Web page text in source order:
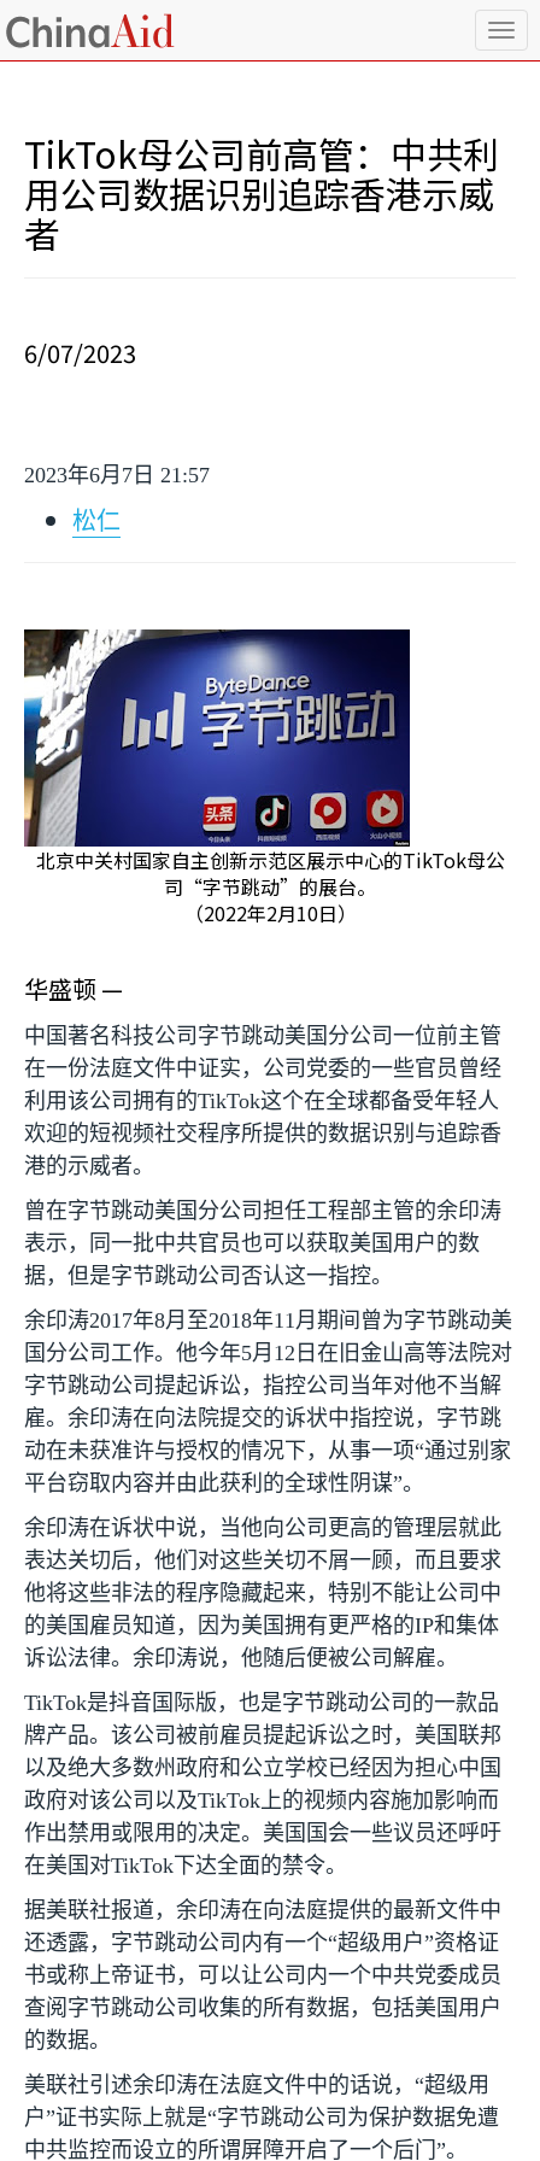
T
o
TikTok母公司前高管：中共利
用公司数据识别追踪香港示威
者
6/07/2023
2023年6月 7 日 21:57
松仁
北京中关村国家自主创新示范区展示中心的TikTok母公
司“字节跳动”的展台。
（2022年2月10日）
华盛顿 —
中国著名科技公司字节跳动美国分公司一位前主管
在一份法庭文件中证实，公司党委的一些官员曾经
利用该公司拥有的TikTok这个在全球都备受年轻人
欢迎的短视频社交程序所提供的数据识别与追踪香
港的示威者。
曾在字节跳动美国分公司担任工程部主管的余印涛
表示，同一批中共官员也可以获取美国用户的数
据，但是字节跳动公司否认这一指控。
余印涛2017年8月至2018年11月期间曾为字节跳动美
国分公司工作。他今年5月 12 日在旧金山高等法院对
字节跳动公司提起诉讼，指控公司当年对他不当解
雇。余印涛在向法院提交的诉状中指控说，字节跳
动在未获准许与授权的情况下，从事一项“通过别家
平台窃取内容并由此获利的全球性阴谋”。
余印涛在诉状中说，当他向公司更高的管理层就此
表达关切后，他们对这些关切不屑一顾，而且要求
他将这些非法的程序隐藏起来，特别不能让公司中
的美国雇员知道，因为美国拥有更严格的IP和集体
诉讼法律。余印涛说，他随后便被公司解雇。
TikTok是抖音国际版，也是字节跳动公司的一款品
牌产品。该公司被前雇员提起诉讼之时，美国联邦
以及绝大多数州政府和公立学校已经因为担心中国
政府对该公司以及TikTok上的视频内容施加影响而
作出禁用或限用的决定。美国国会一些议员还呼吁
在美国对TikTok 下达全面的禁令。
据美联社报道，余印涛在向法庭提供的最新文件中
还透露，字节跳动公司内有一个“超级用户”资格证
书或称上帝证书，可以让公司内一个中共党委成员
查阅字节跳动公司收集的所有数据，包括美国用户
的数据。
美联社引述余印涛在法庭文件中的话说，“超级用
户”证书实际上就是“字节跳动公司为保护数据免遭
中共监控而设立的所谓屏障开启了一个后门”。